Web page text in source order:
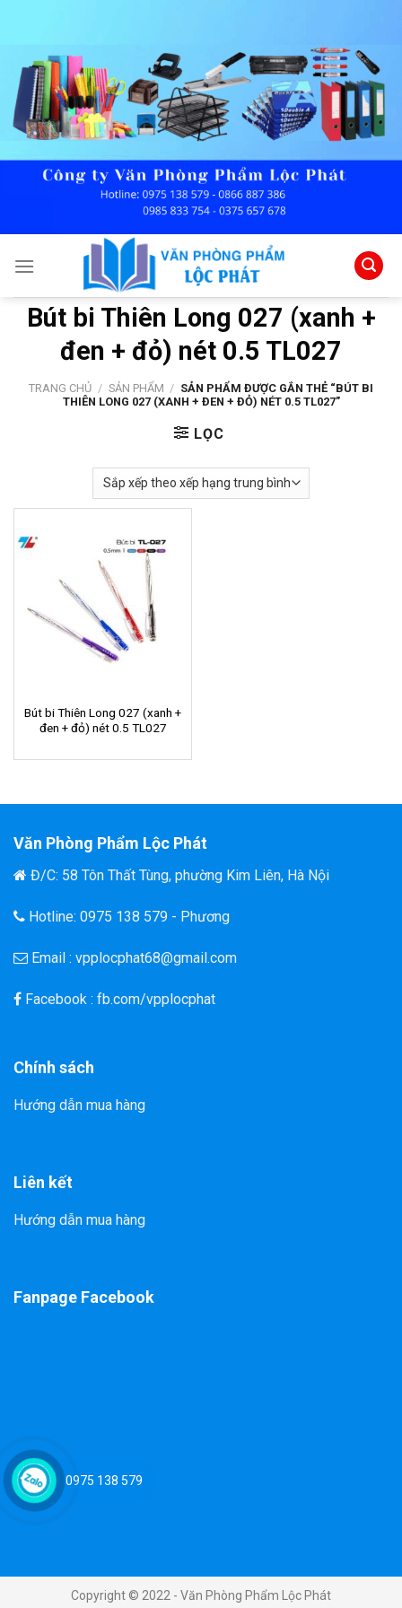
content
Bút bi Thiên Long 027 (xanh +
đen + đỏ) nét 0.5 TL027
TRANG CHỦ / SẢN PHẨM / SẢN PHẨM ĐƯỢC GẮN THẺ “BÚT BI
THIÊN LONG 027 (XANH + ĐEN + ĐỎ) NÉT 0.5 TL027”
LỌC
Bút bi Thiên Long 027 (xanh +
đen + đỏ) nét 0.5 TL027
Văn Phòng Phẩm Lộc Phát
Đ/C: 58 Tôn Thất Tùng, phường Kim Liên, Hà Nội
Hotline: 0975 138 579 - Phương
Email : vpplocphat68@gmail.com
Facebook : fb.com/vpplocphat
Chính sách
Hướng dẫn mua hàng
Liên kết
Hướng dẫn mua hàng
Fanpage Facebook
Copyright © 2022 - Văn Phòng Phẩm Lộc Phát
0975 138 579